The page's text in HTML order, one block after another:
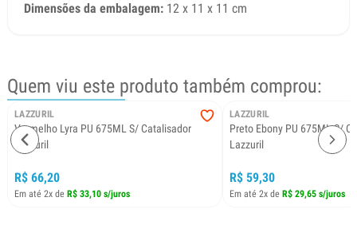
Dimensões da embalagem: 12 x 11 x 11 cm
Quem viu este produto também comprou:
LAZZURIL
Vermelho Lyra PU 675ML S/ Catalisador
Lazzuril
R$ 66,20
Em até 2x de R$ 33,10 s/juros
LAZZURIL
Preto Ebony PU 675ML S/
Lazzuril
R$ 59,30
Em até 2x de R$ 29,65 s/juros